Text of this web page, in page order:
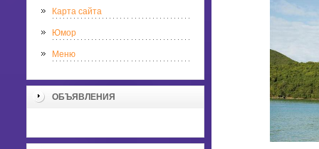
Карта сайта
Юмор
Меню
ОБЪЯВЛЕНИЯ